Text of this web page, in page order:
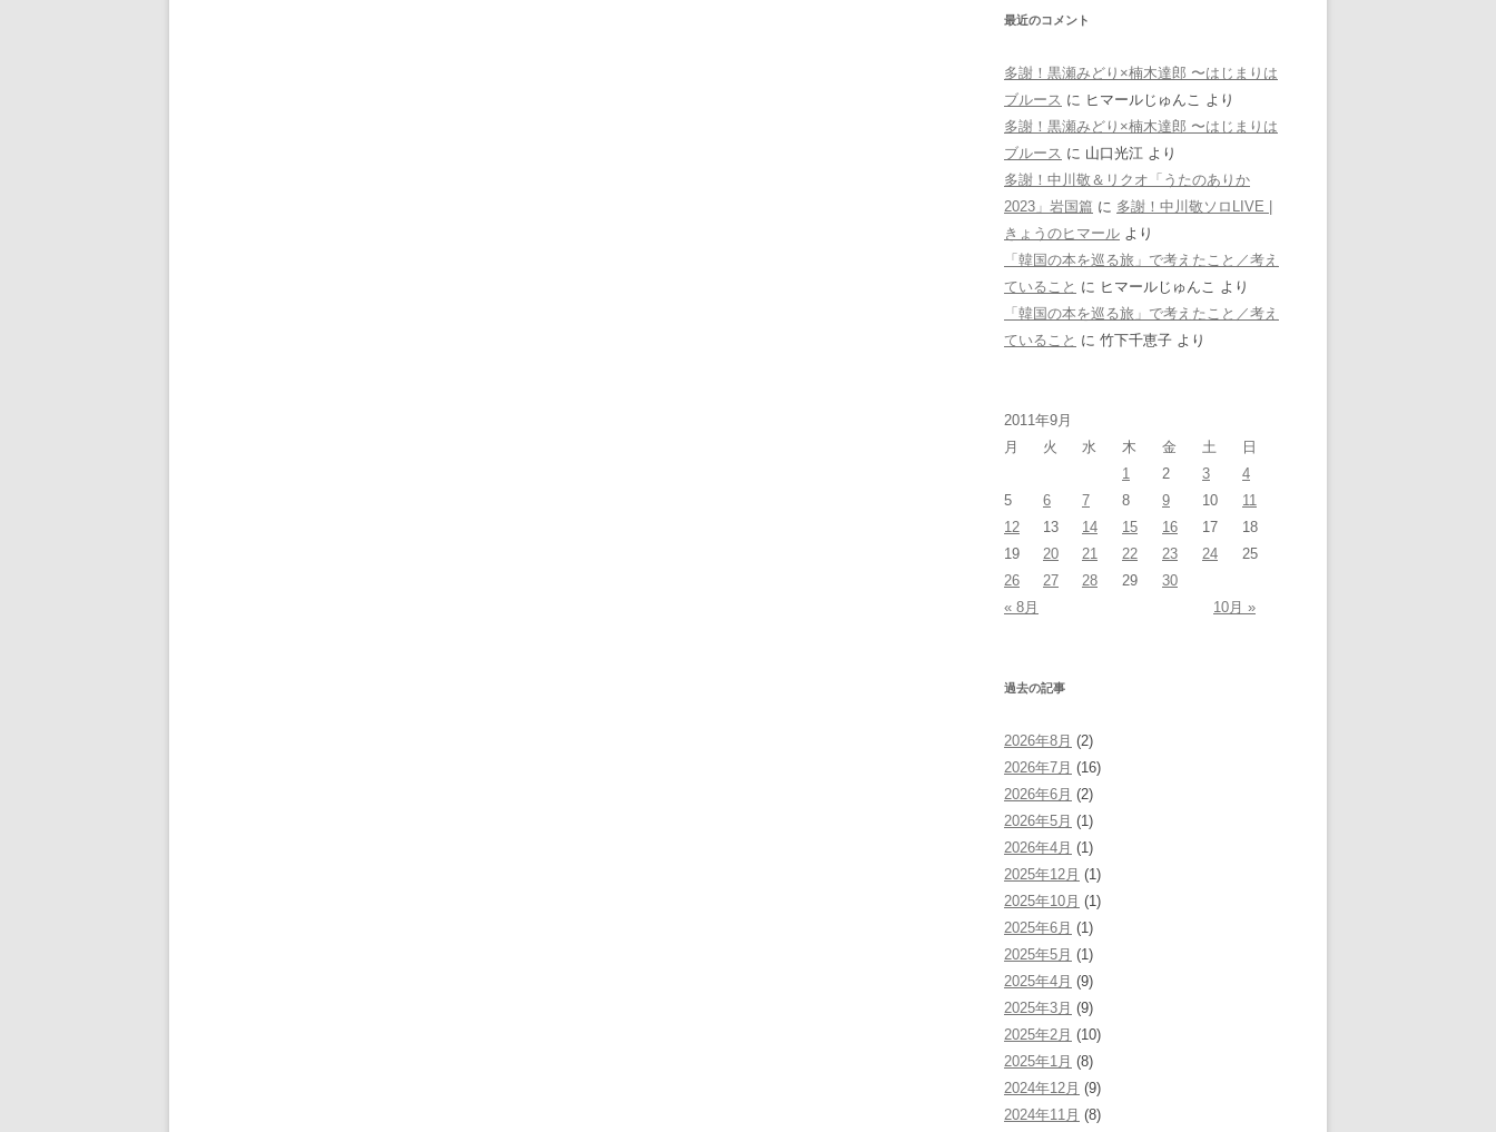
最近のコメント
多謝！黒瀬みどり×楠木達郎 〜はじまりは
ブルース に ヒマールじゅんこ より
多謝！黒瀬みどり×楠木達郎 〜はじまりは
ブルース に 山口光江 より
多謝！中川敬＆リクオ「うたのありか
2023」岩国篇 に 多謝！中川敬ソロLIVE |
きょうのヒマール より
「韓国の本を巡る旅」で考えたこと／考え
ていること に ヒマールじゅんこ より
「韓国の本を巡る旅」で考えたこと／考え
ていること に 竹下千恵子 より
2011年9月
月
火 水 木 金 土
日
1
2 3
4
5
6 7 8 9 10
11
12
13 14 15 16 17
18
19
20 21 22 23 24
25
26
27 28 29
30
« 8月
10月 »
過去の記事
2026年8月 (2)
2026年7月 (16)
2026年6月 (2)
2026年5月 (1)
2026年4月 (1)
2025年12月 (1)
2025年10月 (1)
2025年6月 (1)
2025年5月 (1)
2025年4月 (9)
2025年3月 (9)
2025年2月 (10)
2025年1月 (8)
2024年12月 (9)
2024年11月 (8)